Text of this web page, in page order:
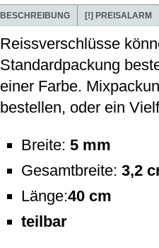
BESCHREIBUNG [!] PREISALARM
Reissverschlüsse
Standardpackung
einer Farbe.
bestellen, oder ein
Breite: 5 mm
Gesamtbreite: 3,2
Länge:40 cm
teilbar